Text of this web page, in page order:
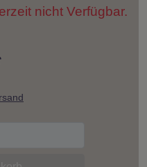
nicht Verfügbar.